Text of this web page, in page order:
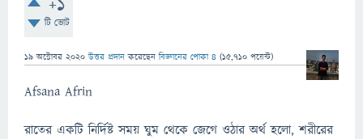
টি ভোট
19 অক্টোবর 2020 উত্তর প্রদান করেছেনবিজ্ঞানের পোকা ৪ (15,710 পয়েন্ট)
Afsana Afrin
রাতের একটি নির্দিষ্ট সময় ঘুম থেকে জেগে ওঠার অর্থ হলো, শরীরের